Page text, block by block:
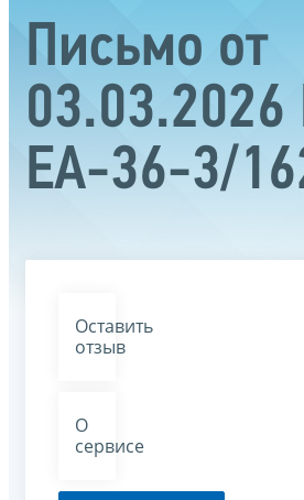
Письмо от
ЕА-36-3/
Оставить
отзыв
О
сервисе